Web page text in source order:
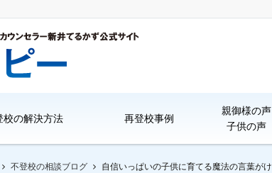
校の解決方法 再登校事例
親御様の声
子供の声
不登校の相談ブログ 自信いっぱいの子供に育てる魔法の言葉がけ